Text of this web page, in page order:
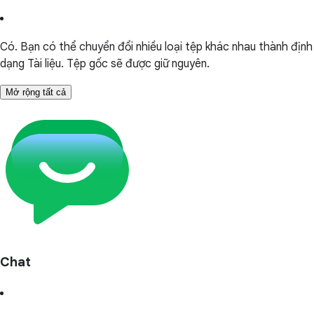
Có. Bạn có thể chuyển đổi nhiều loại tệp khác nhau thành định
dạng Tài liệu. Tệp gốc sẽ được giữ nguyên.
Mở rộng tất cả
Chat